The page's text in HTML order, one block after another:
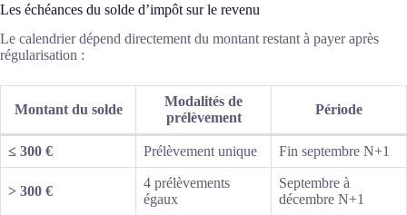
Les échéances du solde d’impôt sur le revenu
Le calendrier dépend directement du montant restant à payer après
régularisation :
Montant du solde
Modalités de
prélèvement
Période
≤ 300 € Prélèvement unique Fin septembre N+1
> 300 €
4 prélèvements
égaux
Septembre à
décembre N+1